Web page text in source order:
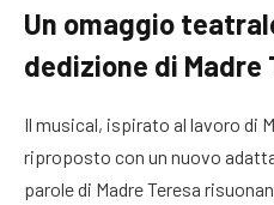
Un omaggio
dedizione di Madre
Il musical, ispirato al lavoro di
riproposto con un nuovo
parole di Madre Teresa